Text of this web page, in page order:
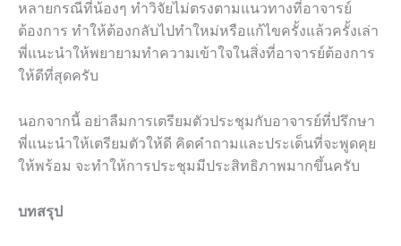
หลายกรณีที่น้องๆ ทำวิจัยไม่ตรงตามแนวทางที่อาจารย์
ต้องการ ทำให้ต้องกลับไปทำใหม่หรือแก้ไขครั้งแล้วครั้งเล่า
พี่แนะนำให้พยายามทำความเข้าใจในสิ่งที่อาจารย์ต้องการ
ให้ดีที่สุดครับ
นอกจากนี้ อย่าลืมการเตรียมตัวประชุมกับอาจารย์ที่ปรึกษา
พี่แนะนำให้เตรียมตัวให้ดี คิดคำถามและประเด็นที่จะพูดคุย
ให้พร้อม จะทำให้การประชุมมีประสิทธิภาพมากขึ้นครับ
บทสรุป